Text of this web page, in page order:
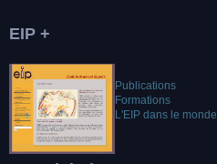
EIP +
Publications
Formations
L'EIP dans le monde